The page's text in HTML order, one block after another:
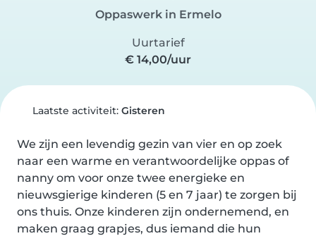
Oppaswerk in Ermelo
Uurtarief
€ 14,00/uur
Laatste activiteit: Gisteren
We zijn een levendig gezin van vier en op zoek
naar een warme en verantwoordelijke oppas of
nanny om voor onze twee energieke en
nieuwsgierige kinderen (5 en 7 jaar) te zorgen bij
ons thuis. Onze kinderen zijn ondernemend, en
maken graag grapjes, dus iemand die hun